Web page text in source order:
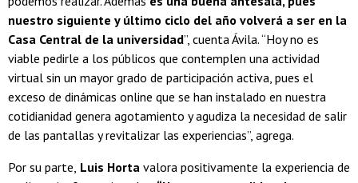
nuestro siguiente y último ciclo del año volverá a ser en la
Casa Central de la universidad”, cuenta Ávila. “Hoy no es
viable pedirle a los públicos que contemplen una actividad
virtual sin un mayor grado de participación activa, pues el
exceso de dinámicas online que se han instalado en nuestra
cotidianidad genera agotamiento y agudiza la necesidad de salir
de las pantallas y revitalizar las experiencias”, agrega.
Por su parte, Luis Horta valora positivamente la experiencia de